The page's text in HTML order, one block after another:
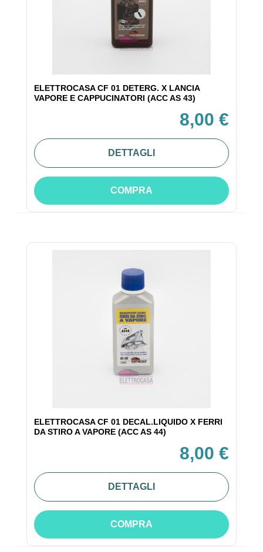
ELETTROCASA CF 01 DETERG. X LANCIA
VAPORE E CAPPUCINATORI (ACC AS 43)
8,00 €
DETTAGLI
COMPRA
ELETTROCASA CF 01 DECAL.LIQUIDO X FERRI
DA STIRO A VAPORE (ACC AS 44)
8,00 €
DETTAGLI
COMPRA